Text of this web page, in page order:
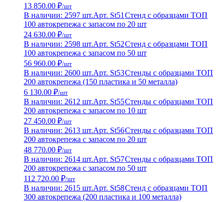
13 850.00 ₽/шт
В наличии: 2597 шт.Арт. St51 Стенд с образцами ТОП
100 автокрепежа с запасом по 20 шт
24 630.00 ₽/шт
В наличии: 2598 шт.Арт. St52Стенд с образцами ТОП
100 автокрепежа с запасом по 50 шт
56 960.00 ₽/шт
В наличии: 2600 шт.Арт. St53Стенды с образцами ТОП
200 автокрепежа (150 пластика и 50 металла)
6 130.00 ₽/шт
В наличии: 2612 шт.Арт. St55Стенды с образцами ТОП
200 автокрепежа с запасом по 10 шт
27 450.00 ₽/шт
В наличии: 2613 шт.Арт. St56Стенды с образцами ТОП
200 автокрепежа с запасом по 20 шт
48 770.00 ₽/шт
В наличии: 2614 шт.Арт. St57Стенды с образцами ТОП
200 автокрепежа с запасом по 50 шт
112 720.00 ₽/шт
В наличии: 2615 шт.Арт. St58Стенд с образцами ТОП
300 автокрепежа (200 пластика и 100 металла)